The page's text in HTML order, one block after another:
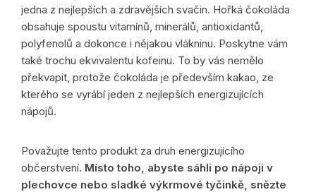
jedna z nejlepších a zdravějších svačin. Hořká čokoláda
obsahuje spoustu vitamínů, minerálů, antioxidantů,
polyfenolů a dokonce i nějakou vlákninu. Poskytne vám
také trochu ekvivalentu kofeinu. To by vás nemělo
překvapit, protože čokoláda je především kakao, ze
kterého se vyrábí jeden z nejlepších energizujících
nápojů.
Považujte tento produkt za druh energizujícího
občerstvení. Místo toho, abyste sáhli po nápoji v
plechovce nebo sladké výkrmové tyčinkě, snězte